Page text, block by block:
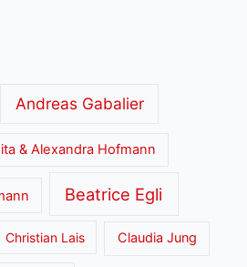
Andreas Gabalier
& Alexandra Hofmann
Beatrice Egli
Christian Lais Claudia Jung